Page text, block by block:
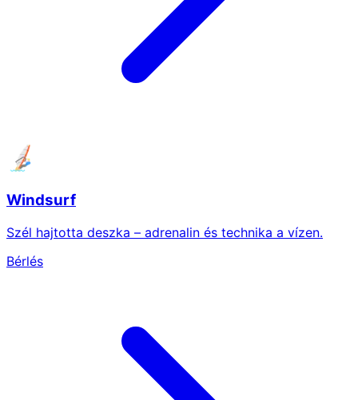
Windsurf
Szél hajtotta deszka – adrenalin és technika a vízen.
Bérlés